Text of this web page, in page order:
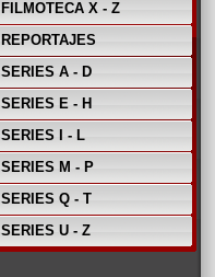
FILMOTECA X - Z
REPORTAJES
SERIES A - D
SERIES E - H
SERIES I - L
SERIES M - P
SERIES Q - T
SERIES U - Z